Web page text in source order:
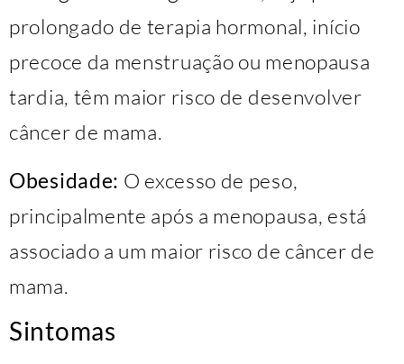
prolongado de terapia hormonal, início
precoce da menstruação ou menopausa
tardia, têm maior risco de desenvolver
câncer de mama.
Obesidade: O excesso de peso,
principalmente após a menopausa, está
associado a um maior risco de câncer de
mama.
Sintomas